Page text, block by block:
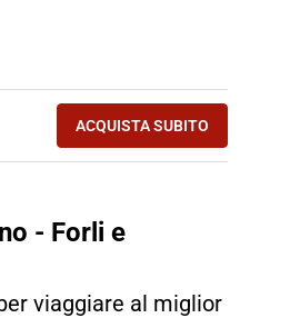
ACQUISTA SUBITO
ACQUISTA SUBITO
FORLI - MILANO
- Forli e
viaggiare al miglior